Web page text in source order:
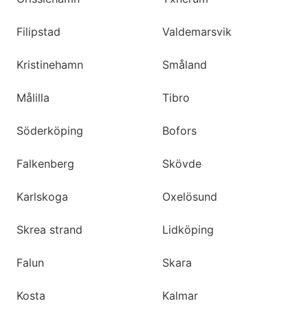
Filipstad Valdemarsvik
Kristinehamn Småland
Målilla Tibro
Söderköping Bofors
Falkenberg Skövde
Karlskoga Oxelösund
Skrea strand Lidköping
Falun Skara
Kosta Kalmar